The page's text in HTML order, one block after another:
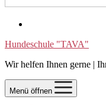
Hundeschule "TAVA"
Wir helfen Ihnen gerne |
Menü öffnen